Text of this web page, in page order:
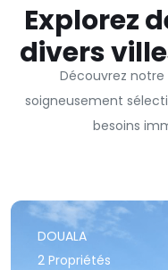
Explorez
divers
Découvrez
soigneusement
besoins
DOUALA
2 Propriétés